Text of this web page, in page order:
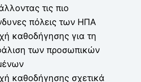
τις πιο
πόλεις των ΗΠΑ
καθοδήγησης για τη
των προσωπικών
καθοδήγησης σχετικά